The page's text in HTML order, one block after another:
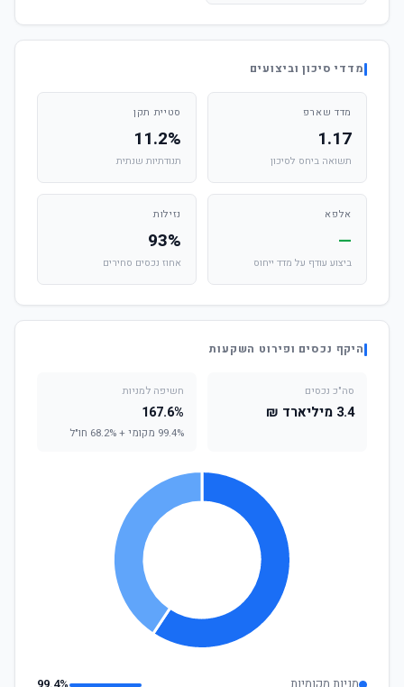
מדדי סיכון וביצועים
מדד שארפ
1.17
תשואה ביחס לסיכון
סטיית תקן
11.2%
תנודתיות שנתית
אלפא
—
ביצוע עודף על מדד ייחוס
נזילות
93%
אחוז נכסים סחירים
היקף נכסים ופירוט השקעות
סה"כ נכסים
3.4 מיליארד ₪
חשיפה למניות
167.6%
99.4% מקומי + 68.2% חו"ל